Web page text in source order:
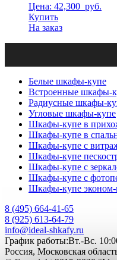
Цена: 42,300 руб.
Купить
На заказ
Белые шкафы-купе
Встроенные шкафы-
Радиусные шкафы-
Угловые шкафы-купе
Шкафы-купе в
Шкафы-купе в
Шкафы-купе с
Шкафы-купе
Шкафы-купе с
Шкафы-купе с
Шкафы-купе эконом-
8 (495) 664-41-65
8 (925) 613-64-79
info@ideal-shkafy.ru
График работы:Вт.-Вс.
Россия, Московская